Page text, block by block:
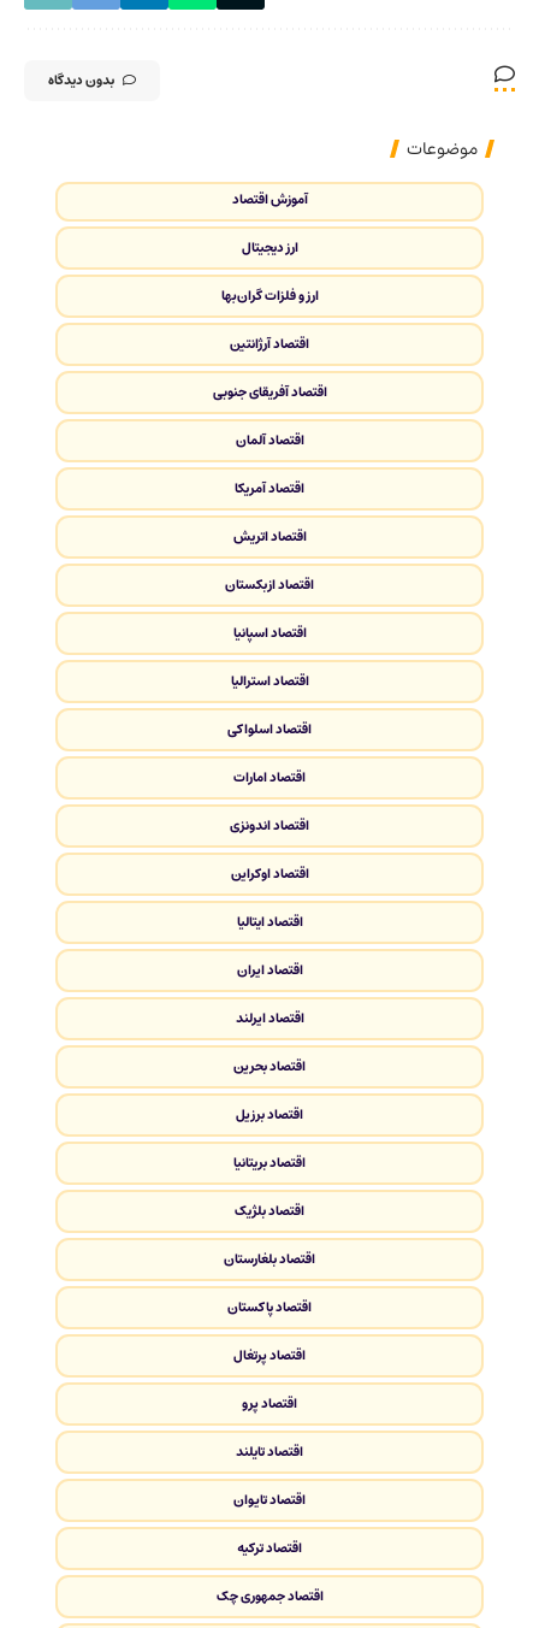
بدون دیدگاه
موضوعات
آموزش اقتصاد
ارز دیجیتال
ارز و فلزات گران‌بها
اقتصاد آرژانتین
اقتصاد آفریقای جنوبی
اقتصاد آلمان
اقتصاد آمریکا
اقتصاد اتریش
اقتصاد ازبکستان
اقتصاد اسپانیا
اقتصاد استرالیا
اقتصاد اسلواکی
اقتصاد امارات
اقتصاد اندونزی
اقتصاد اوکراین
اقتصاد ایتالیا
اقتصاد ایران
اقتصاد ایرلند
اقتصاد بحرین
اقتصاد برزیل
اقتصاد بریتانیا
اقتصاد بلژیک
اقتصاد بلغارستان
اقتصاد پاکستان
اقتصاد پرتغال
اقتصاد پرو
اقتصاد تایلند
اقتصاد تایوان
اقتصاد ترکیه
اقتصاد جمهوری چک